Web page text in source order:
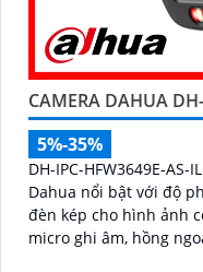
CAMERA DAHUA
5%-35%
DH-IPC-HFW3649E-
Dahua nổi bật với độ
đèn kép cho hình ảnh có
micro ghi âm, hồng